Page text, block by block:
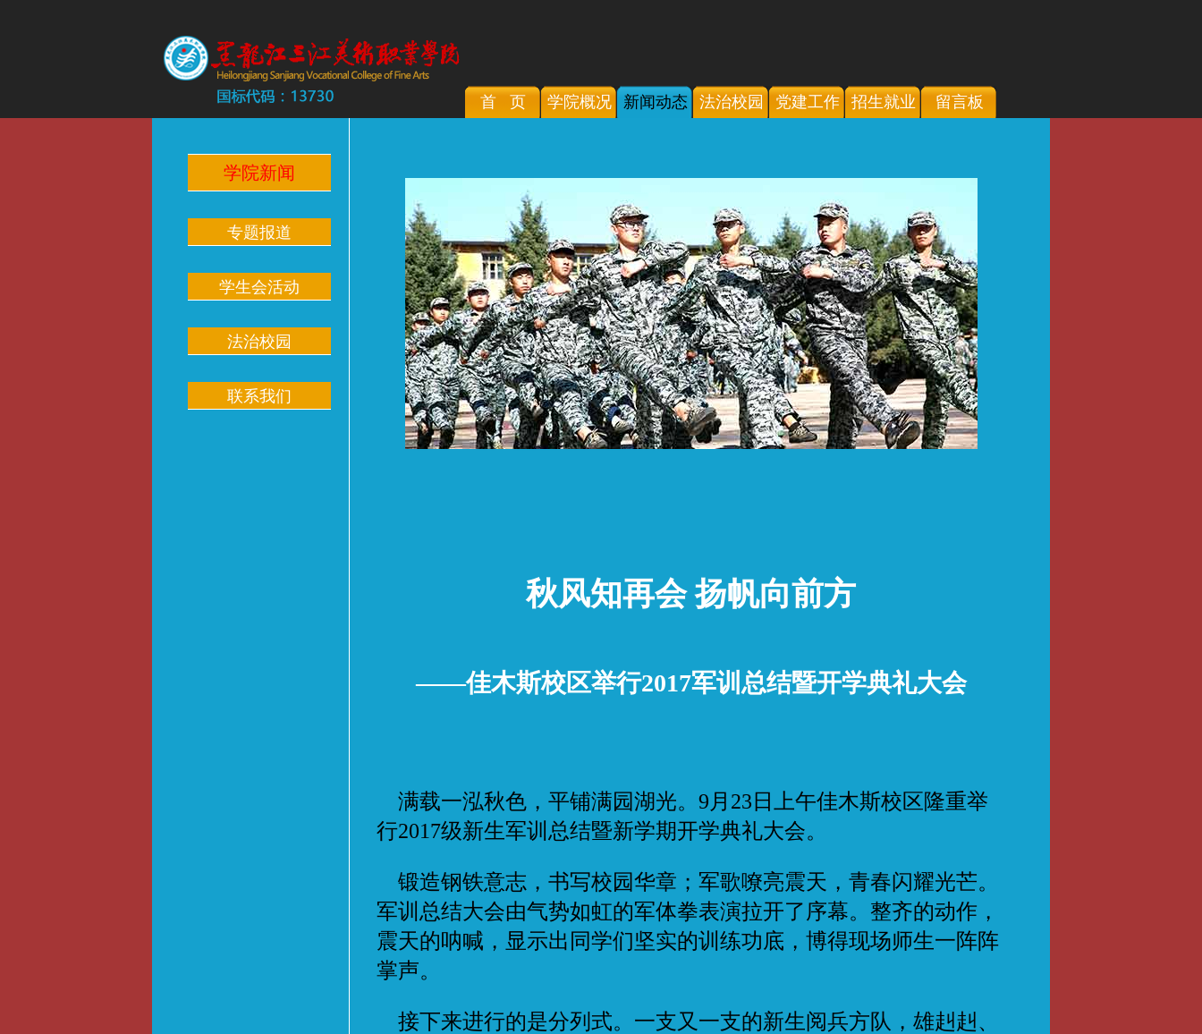
首 页 学院概况 新闻动态 法治校园 党建工作 招生就业 留言板
学院新闻
专题报道
学生会活动
法治校园
联系我们
秋风知再会 扬帆向前方
——佳木斯校区举行2017军训总结暨开学典礼大会
满载一泓秋色，平铺满园湖光。9月23日上午佳木斯校区隆重举
行2017级新生军训总结暨新学期开学典礼大会。
锻造钢铁意志，书写校园华章；军歌嘹亮震天，青春闪耀光芒。
军训总结大会由气势如虹的军体拳表演拉开了序幕。整齐的动作，
震天的呐喊，显示出同学们坚实的训练功底，博得现场师生一阵阵
掌声。
接下来进行的是分列式。一支又一支的新生阅兵方队，雄赳赳、